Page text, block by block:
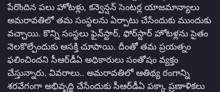
పేరొందిన పలు హోటళ్లు, కన్వెన్షన్ సెంటర్ల యాజమాన్యాలు
అమరావతిలో తమ సంస్థలను ఏర్పాటు చేసేందుకు ముందుకు
వచ్చాయి. కొన్ని సంస్థలు ఫైవ్‌స్టార్‌, ఫోర్‌స్టార్‌ హోటళ్లను సైతం
నెలకొల్పేందుకు ఆసక్తి చూపాయి. దీంతో తమ ప్రయత్నం
ఫలించిందని సీఆర్‌డీఏ అధికారులు సంతోషం వ్యక్తం
చేస్తున్నారు. వివరాలు.. అమరావతిలో ఆతిథ్య రంగాన్ని
శరవేగంగా అభివృద్ధి చేసేందుకు సీఆర్‌డీఏ పక్కా ప్రణాళికలు